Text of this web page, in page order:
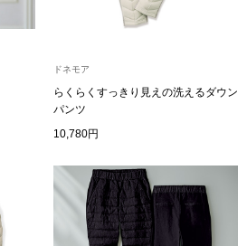
ルームウェア
ドネモア
らくらくすっきり見えの洗えるダウン
パンツ
10,780円